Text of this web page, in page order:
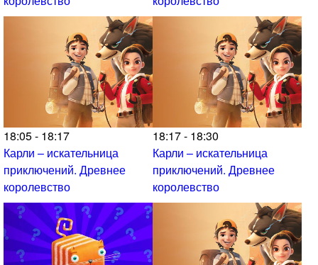
18:05 - 18:17
Карли – искательница
приключений. Древнее
королевство
18:17 - 18:30
Карли – искательница
приключений. Древнее
королевство